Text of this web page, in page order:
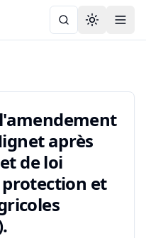
Toggle
après
de loi
et